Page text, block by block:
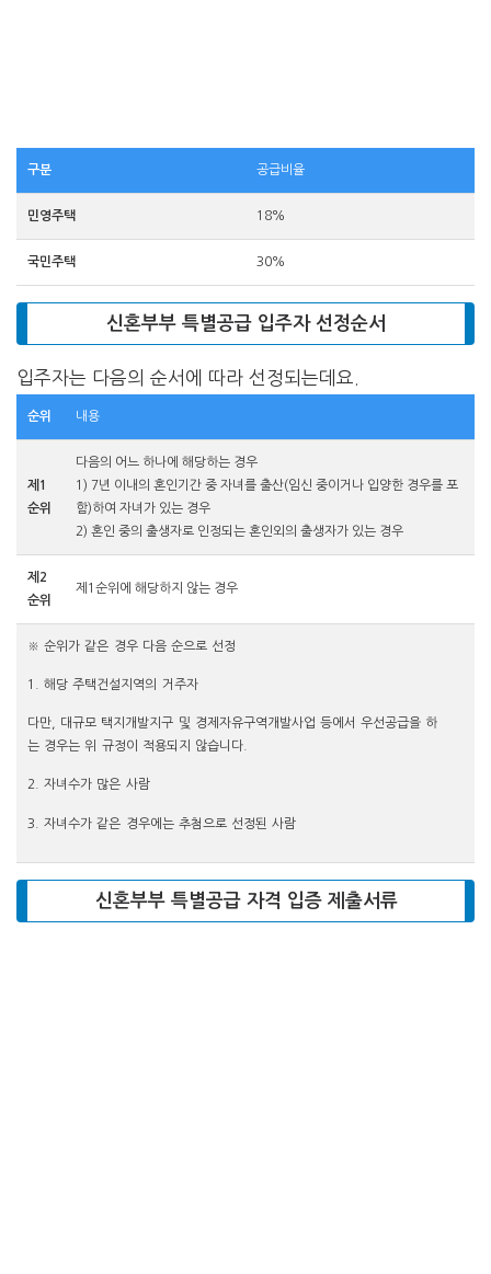
구분 공급비율
민영주택 18%
국민주택 30%
신혼부부 특별공급 입주자 선정순서
입주자는 다음의 순서에 따라 선정되는데요.
순위 내용
제1
순위
다음의 어느 하나에 해당하는 경우
1) 7년 이내의 혼인기간 중 자녀를 출산(임신 중이거나 입양한 경우를 포
함)하여 자녀가 있는 경우
2) 혼인 중의 출생자로 인정되는 혼인외의 출생자가 있는 경우
제2
순위
제1순위에 해당하지 않는 경우
※ 순위가 같은 경우 다음 순으로 선정
1. 해당 주택건설지역의 거주자
다만, 대규모 택지개발지구 및 경제자유구역개발사업 등에서 우선공급을 하
는 경우는 위 규정이 적용되지 않습니다.
2. 자녀수가 많은 사람
3. 자녀수가 같은 경우에는 추첨으로 선정된 사람
신혼부부 특별공급 자격 입증 제출서류